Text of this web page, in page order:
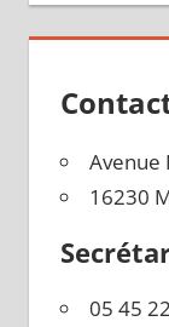
Avenue
16230
05 45